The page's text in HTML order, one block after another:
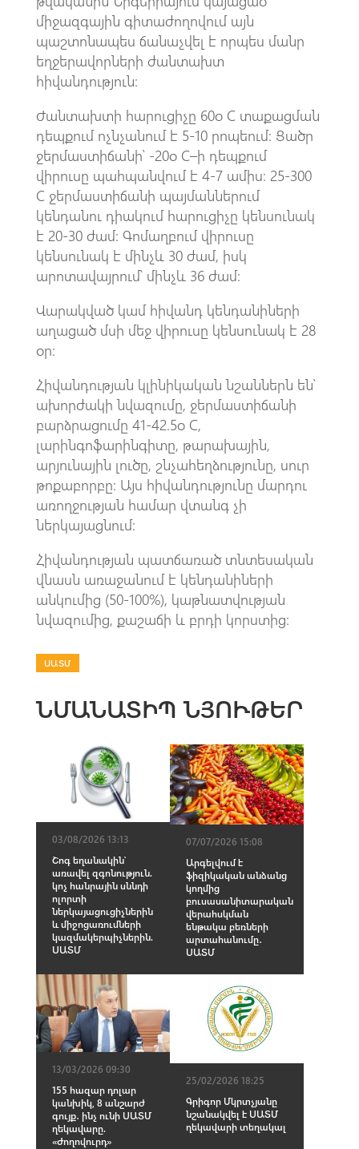
միջազգային գիտաժողովում այն
պաշտոնապես ճանաչվել է որպես մանր
եղջերավորների ժանտախտ
հիվանդություն:
Ժանտախտի հարուցիչը 60օ C տաքացման
դեպքում ոչնչանում է 5-10 րոպեում: Ցածր
ջերմաստիճանի՝ -20օ C–ի դեպքում
վիրուսը պահպանվում է 4-7 ամիս: 25-300
C ջերմաստիճանի պայմաններում
կենդանու դիակում հարուցիչը կենսունակ
է 20-30 ժամ: Գոմաղբում վիրուսը
կենսունակ է մինչև 30 ժամ, իսկ
արոտավայրում՝ մինչև 36 ժամ:
Վարակված կամ հիվանդ կենդանիների
աղացած մսի մեջ վիրուսը կենսունակ է 28
օր:
Հիվանդության կլինիկական նշաններն են՝
ախորժակի նվազումը, ջերմաստիճանի
բարձրացումը 41-42.5օ C,
լարինգոֆարինգիտը, թարախային,
արյունային լուծը, շնչահեղձությունը, սուր
թոքաբորբը: Այս հիվանդությունը մարդու
առողջության համար վտանգ չի
ներկայացնում:
Հիվանդության պատճառած տնտեսական
վնասն առաջանում է կենդանիների
անկումից (50-100%), կաթնատվության
նվազումից, քաշաճի և բրդի կորստից:
ՍԱՏՄ
ՆՄԱՆԱՏԻՊ ՆՅՈՒԹԵՐ
03/08/2026 13:13
Շոգ եղանակին՝
առավել զգոնություն.
կոչ հանրային սննդի
ոլորտի
ներկայացուցիչներին
և միջոցառումների
կազմակերպիչներին.
ՍԱՏՄ
07/07/2026 15:08
Արգելվում է
ֆիզիկական անձանց
կողմից
բուսասանիտարական
վերահսկման
ենթակա բեռների
արտահանումը․
ՍԱՏՄ
13/03/2026 09:30
155 հազար դոլար
կանխիկ, 8 անշարժ
գույք․ ինչ ունի ՍԱՏՄ
ղեկավարը.
«Ժողովուրդ»
25/02/2026 18:25
Գրիգոր Մկրտչյանը
նշանակվել է ՍԱՏՄ
ղեկավարի տեղակալ